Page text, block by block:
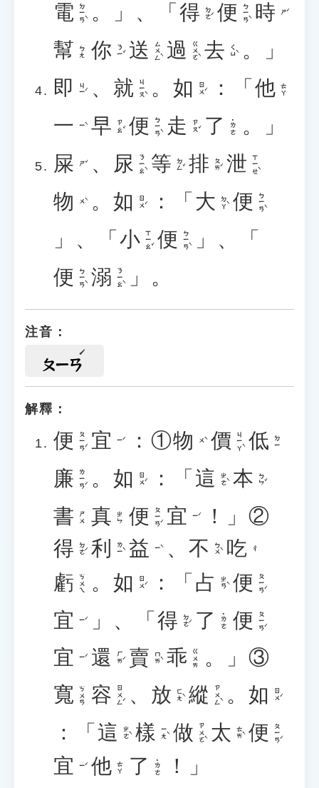
電 ㄉㄧㄢˋ 。」、「 得 ㄉㄜˊ 便 ㄅㄧㄢˋ 時 ㄕˊ
幫 ㄅㄤ 你 ㄋㄧˇ 送 ㄙㄨㄥˋ 過 ㄍㄨㄛˋ 去 ㄑㄩˋ 。」
即 ㄐㄧˊ 、 就 ㄐㄧㄡˋ 。 如 ㄖㄨˊ ：「 他 ㄊㄚ
一 ㄧˋ 早 ㄗㄠˇ 便 ㄅㄧㄢˋ 走 ㄗㄡˇ 了 ˙ㄌㄜ 。」
屎
ㄕˇ 、 尿 ㄋㄧㄠˋ 等 ㄉㄥˇ 排 ㄆㄞˊ 泄 ㄒㄧㄝˋ
物 ㄨˋ 。 如 ㄖㄨˊ ：「 大 ㄉㄚˋ 便 ㄅㄧㄢˋ
」、「 小 ㄒㄧㄠˇ 便 ㄅㄧㄢˋ
」、「
便 ㄅㄧㄢˋ 溺 ㄋㄧㄠˋ 」。
注音：
ㄆㄧㄢ
解釋：
便 ㄆㄧㄢˊ 宜 ㄧˊ ：①物 ㄨˋ 價 ㄐㄧㄚˋ 低 ㄉㄧ
廉 ㄌㄧㄢˊ 。 如 ㄖㄨˊ ：「 這 ㄓㄜˋ 本 ㄅㄣˇ
書 ㄕㄨ 真 ㄓㄣ 便 ㄆㄧㄢˊ 宜 ㄧˊ
！」②
得 ㄉㄜˊ 利 ㄌㄧˋ 益 ㄧˋ 、 不 ㄅㄨˋ 吃 ㄔ
虧 ㄎㄨㄟ 。 如 ㄖㄨˊ ：「 占 ㄓㄢˋ 便 ㄆㄧㄢˊ
宜 ㄧˊ 」、「 得 ㄉㄜˊ 了 ˙ㄌㄜ 便 ㄆㄧㄢˊ
宜 ㄧˊ 還 ㄏㄞˊ 賣 ㄇㄞˋ 乖 ㄍㄨㄞ 。」③
寬 ㄎㄨㄢ 容 ㄖㄨㄥˊ 、 放 ㄈㄤˋ 縱 ㄗㄨㄥˋ 。 如 ㄖㄨˊ
：「 這 ㄓㄜˋ 樣 ㄧㄤˋ 做 ㄗㄨㄛˋ 太 ㄊㄞˋ 便 ㄆㄧㄢˊ
宜 ㄧˊ 他 ㄊㄚ 了 ˙ㄌㄜ
！」